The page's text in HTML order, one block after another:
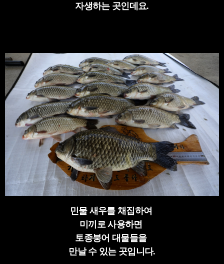
자생하는 곳인데요.
민물 새우를 채집하여
미끼로 사용하면
토종붕어 대물들을
만날 수 있는 곳입니다.